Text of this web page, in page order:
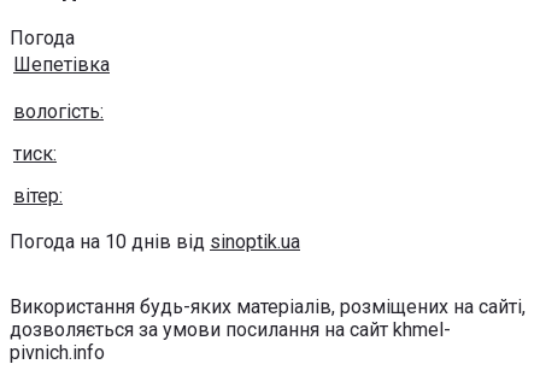
Погода
Шепетівка
вологість:
тиск:
вітер:
Погода на 10 днів від sinoptik.ua
Використання будь-яких матеріалів, розміщених на сайті,
дозволяється за умови посилання на сайт khmel-
pivnich.info